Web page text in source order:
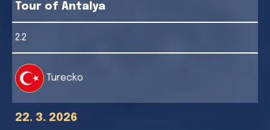
Tour of Antalya
2.2
Turecko
22. 3. 2026